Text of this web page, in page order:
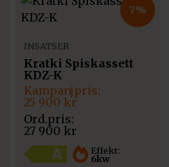
7%
Effekt:
6kw
INSATSER
Kratki Spiskassett
KDZ-K
27 900 kr
Det
ursprungliga
priset
var:
27
900 kr.
25 900 kr
Det
nuvarande
priset
är:
25
900 kr.